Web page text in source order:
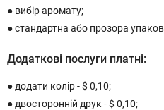
● вибір аромату;
● стандартна або прозора
Додаткові послуги платні:
● додати колір - $ 0,10;
● двосторонній друк - $ 0,10;